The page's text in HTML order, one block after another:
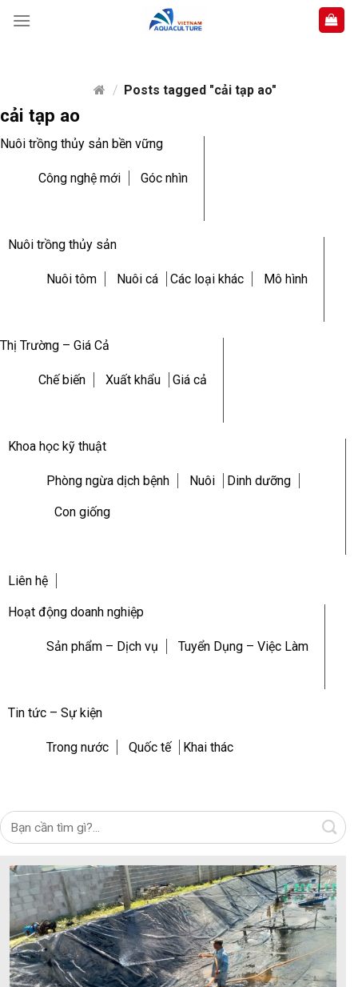
/ Posts tagged "cải tạp ao"
cải tạp ao
Nuôi trồng thủy sản bền vững
Công nghệ mới Góc nhìn
Nuôi trồng thủy sản
Nuôi tôm Nuôi cá Các loại khác Mô hình
Thị Trường – Giá Cả
Chế biến Xuất khẩu Giá cả
Khoa học kỹ thuật
Phòng ngừa dịch bệnh Nuôi Dinh dưỡng
Con giống
Liên hệ
Hoạt động doanh nghiệp
Sản phẩm – Dịch vụ Tuyển Dụng – Việc Làm
Tin tức – Sự kiện
Trong nước Quốc tế Khai thác